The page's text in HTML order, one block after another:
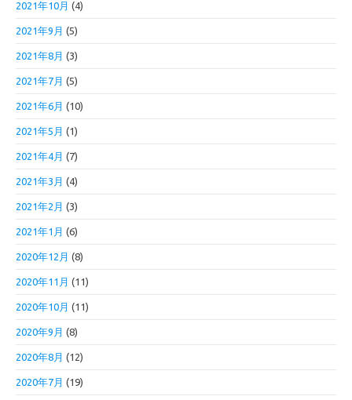
2021年10月 (4)
2021年9月 (5)
2021年8月 (3)
2021年7月 (5)
2021年6月 (10)
2021年5月 (1)
2021年4月 (7)
2021年3月 (4)
2021年2月 (3)
2021年1月 (6)
2020年12月 (8)
2020年11月 (11)
2020年10月 (11)
2020年9月 (8)
2020年8月 (12)
2020年7月 (19)